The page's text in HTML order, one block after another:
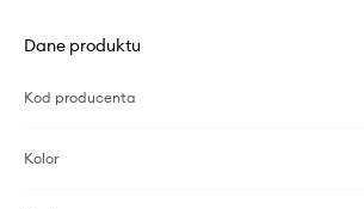
Dane produktu
Kod producenta
Kolor